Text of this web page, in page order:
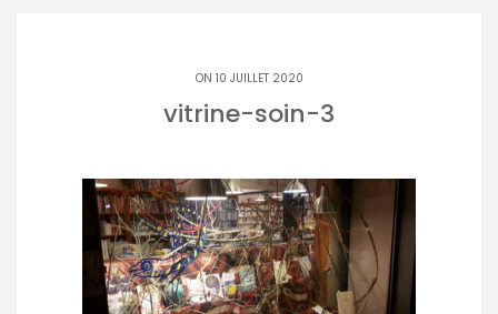
ON 10 JUILLET 2020
vitrine-soin-3